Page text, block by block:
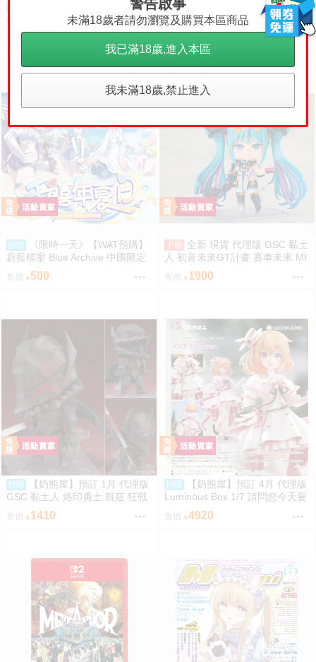
█Mine公仔█附特典親筆簽
名 Hololive 兔田佩克拉 兎田ぺこ
ら 活動7周年記念 七週年紀念套
預購
█Mine公仔█附特典親筆簽
名 Hololive 兔田佩克拉 兎田ぺこ
ら 活動7周年記念 七週年紀念套
組直筆親簽外套T恤
預購
《限時一天》【WAT預購】
蔚藍檔案 Blue Archive 中國限定
官方正版 千年夏日主題快閃店 優
香 乃愛 小雪 莉央 季 研討會 壓克
售價 500
下殺
全新 現貨 代理版 GSC 黏土
人 初音未來GT計畫 賽車未來 MI
KU 2026Ver 賽車
售價 1900
預購
【奶熊屋】預訂 1月 代理版
GSC 黏土人 烙印勇士 凱茲 狂戰
士鎧甲Ver BLOOD EDITION 090
1410
預購
【奶熊屋】預訂 4月 代理版
Luminous Box 1/7 請問您今天要
來點兔子嗎？ 心愛 禮服Ver 0905
4920
警告啟事
未滿18歲者請勿瀏覽及購買本區商品
我已滿18歲,進入本區
我未滿18歲,禁止進入